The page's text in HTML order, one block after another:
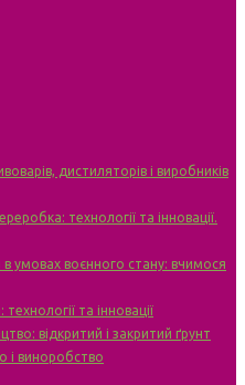
дистиляторів і виробників
технології та інновації.
в умовах воєнного стану: вчимося
та інновації
відкритий і закритий ґрунт
і виноробство